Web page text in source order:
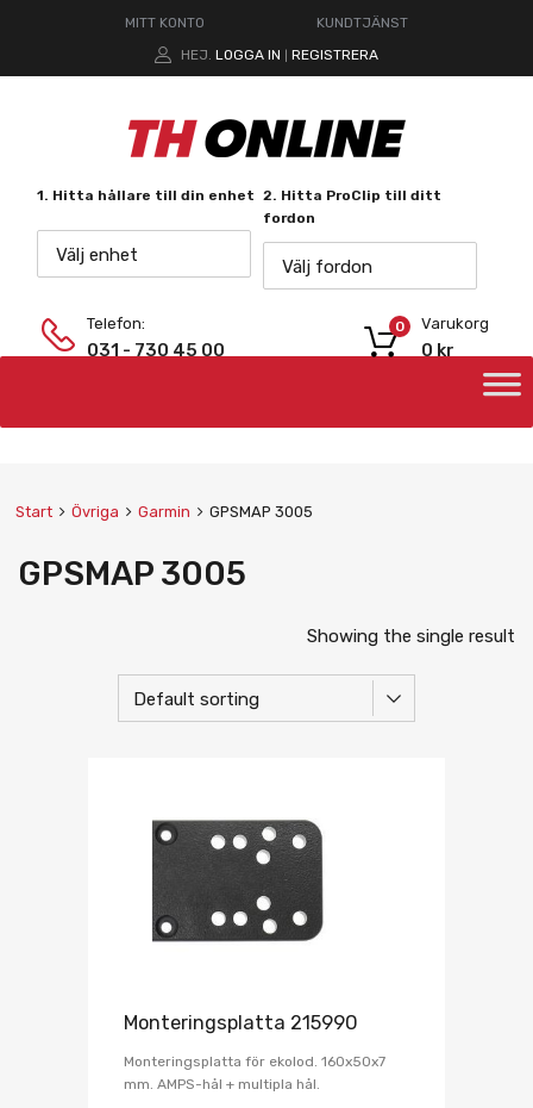
MITT KONTO
KUNDTJÄNST
HEJ. LOGGA IN REGISTRERA
1. Hitta hållare till din enhet
Välj enhet
2. Hitta ProClip till ditt
fordon
Välj fordon
Telefon:
031 - 730 45 00
Varukorg
0 kr
0
Start Övriga Garmin GPSMAP 3005
GPSMAP 3005
Showing the single result
Monteringsplatta 215990
Monteringsplatta för ekolod. 160x50x7
mm. AMPS-hål + multipla hål.